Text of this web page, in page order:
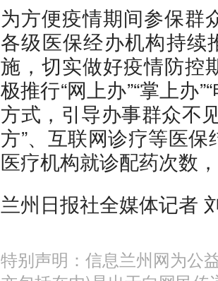
为方便疫情期间参保群
各级医保经办机构持续
施，切实做好疫情防控
极推行“网上办”“掌上办
方式，引导办事群众不
方”、互联网诊疗等医
医疗机构就诊配药次数
兰州日报社全媒体记者
特别声明：信息兰州网为公